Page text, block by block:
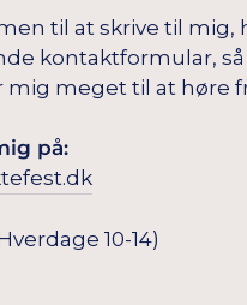
til at skrive til mig,
kontaktformular,
meget til at høre
på:
10-14)